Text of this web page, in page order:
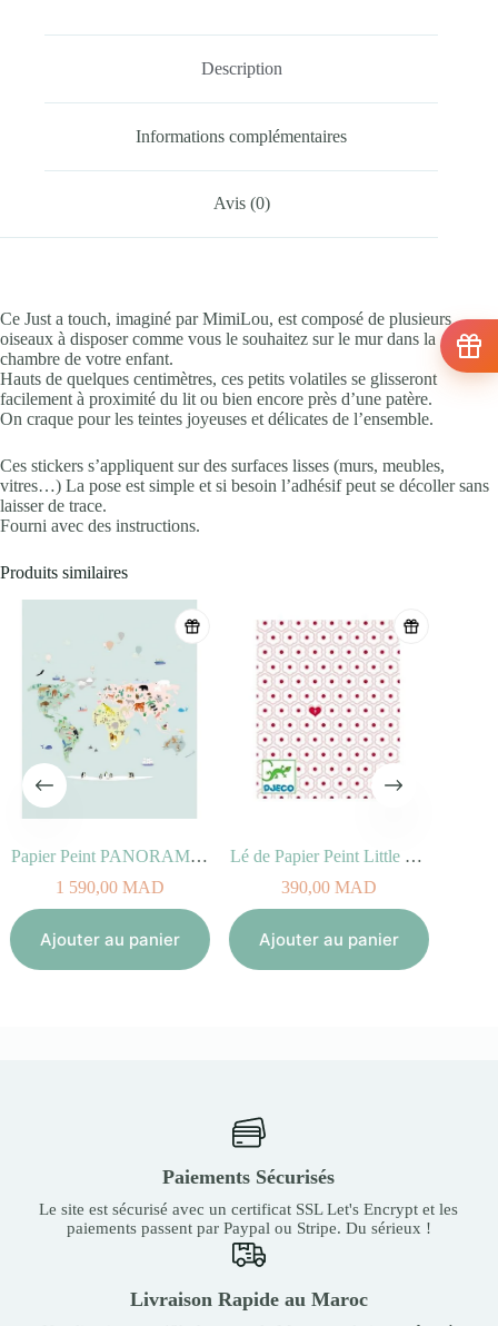
Description
Informations complémentaires
Avis (0)
Ce Just a touch, imaginé par MimiLou, est composé de plusieurs
oiseaux à disposer comme vous le souhaitez sur le mur dans la
chambre de votre enfant.
Hauts de quelques centimètres, ces petits volatiles se glisseront
facilement à proximité du lit ou bien encore près d’une patère.
On craque pour les teintes joyeuses et délicates de l’ensemble.
Ces stickers s’appliquent sur des surfaces lisses (murs, meubles,
vitres…) La pose est simple et si besoin l’adhésif peut se décoller sans
laisser de trace.
Fourni avec des instructions.
Produits similaires
Papier Peint PANORAMA WORLDMAP
1 590,00MAD
Ajouter au panier
Lé de Papier Peint Little Hearts
390,00MAD
Ajouter au panier
Paiements Sécurisés
Le site est sécurisé avec un certificat SSL Let's Encrypt et les
paiements passent par Paypal ou Stripe. Du sérieux !
Livraison Rapide au Maroc